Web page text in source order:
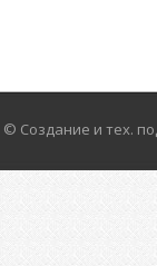
© Создание и тех.